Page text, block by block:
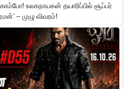
உலகநாயகன் தயாரிப்பில் சூப்பர்
– முழு விவரம்!